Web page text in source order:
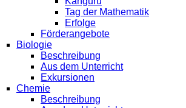
Tag der Mathematik
Erfolge
Förderangebote
Biologie
Beschreibung
Aus dem Unterricht
Exkursionen
Chemie
Beschreibung